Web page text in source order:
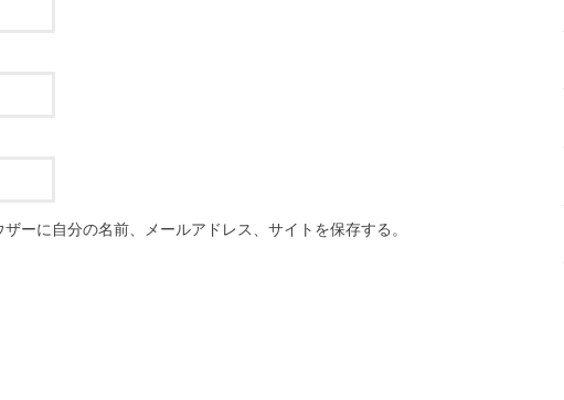
ーに自分の名前、メールアドレス、サイトを保存する。